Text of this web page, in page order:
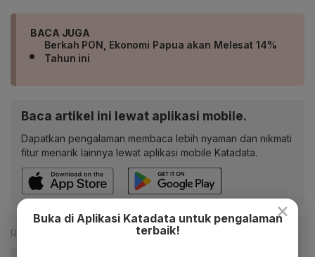
BACA JUGA
Berkah PON, Ekonomi Papua akan Melesat 14%
Tahun ini
Baca artikel ini lewat aplikasi mobile.
Dapatkan pengalaman membaca lebih nyaman dan nikmati
fitur menarik lainnya lewat aplikasi mobile Katadata.
Reporter:
×
Buka di Aplikasi Katadata untuk pengalaman
terbaik!